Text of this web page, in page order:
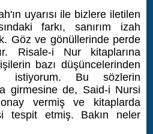
uyarısı ile bizlere iletilen
farkı, sanırım izah
Göz ve gönüllerinde perde
Risale-i Nur kitaplarına
bazı düşüncelerinden
istiyorum. Bu sözlerin
girmesine de, Said-i Nursi
vermiş ve kitaplarda
tespit etmiş. Bakın neler